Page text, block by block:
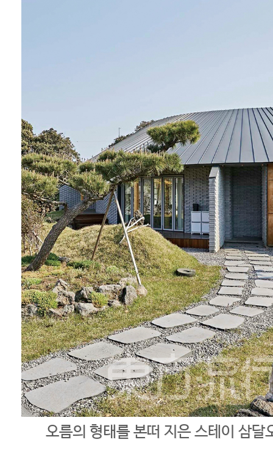
오름의 형태를 본떠 지은 스테이 삼